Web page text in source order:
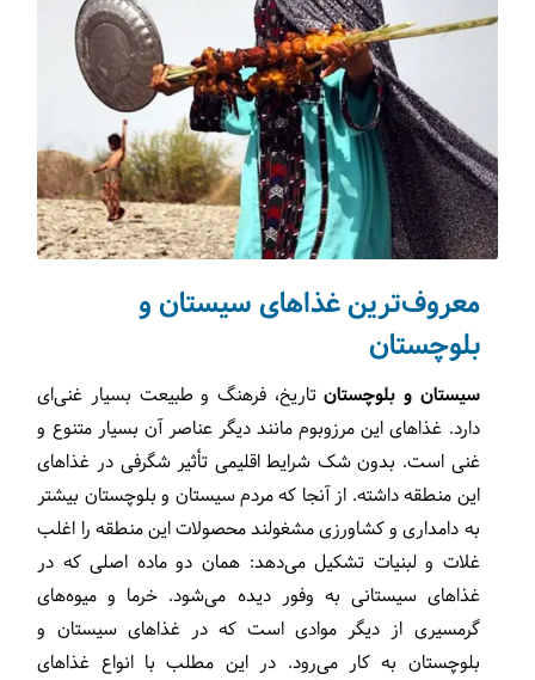
معروف‌ترین غذاهای سیستان و
بلوچستان
سیستان و بلوچستان تاریخ، فرهنگ و طبیعت بسیار غنی‌ای
دارد. غذاهای این مرزوبوم مانند دیگر عناصر آن بسیار متنوع و
غنی است. بدون شک شرایط اقلیمی تأثیر شگرفی در غذاهای
این منطقه داشته. از آنجا که مردم سیستان و بلوچستان بیشتر
به دامداری و کشاورزی مشغولند محصولات این منطقه را اغلب
غلات و لبنیات تشکیل می‌دهد: همان دو ماده اصلی که در
غذاهای سیستانی به وفور دیده می‌شود. خرما و میوه‌های
گرمسیری از دیگر موادی است که در غذاهای سیستان و
بلوچستان به کار می‌رود. در این مطلب با انواع غذاهای